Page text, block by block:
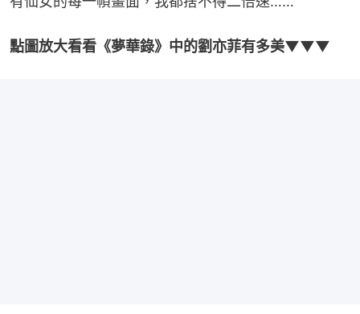
點圖放大看看《夢華錄》中的劉亦菲有多美▼▼▼